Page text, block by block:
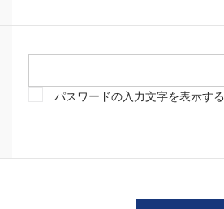
パスワードの入力文字を表示する